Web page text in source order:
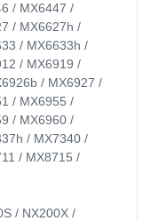
/ MX6447 /
/ MX6627h /
/ MX6633h /
/ MX6919 /
/ MX6927 /
/ MX6955 /
/ MX6960 /
/ MX7340 /
/ MX8715 /
/ NX200X /